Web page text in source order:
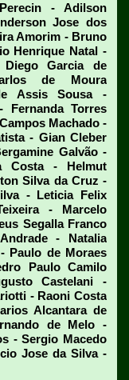
- Adilson
Jose dos
Amorim - Bruno
Henrique Natal -
Garcia de
de Moura
Assis Sousa -
Fernanda Torres
Machado -
- Gian Cleber
Galvão -
Costa - Helmut
Silva da Cruz -
- Leticia Felix
- Marcelo
Segalla Franco
- Natalia
Paulo de Moraes
Paulo Camilo
Castelani -
- Raoni Costa
Alcantara de
de Melo -
- Sergio Macedo
Jose da Silva -